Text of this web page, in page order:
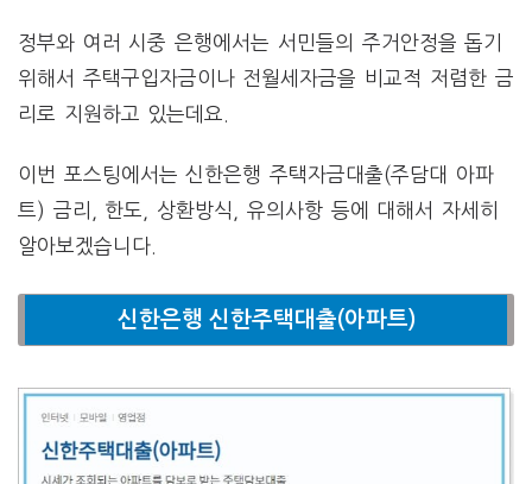
정부와 여러 시중 은행에서는 서민들의 주거안정을 돕기
위해서 주택구입자금이나 전월세자금을 비교적 저렴한 금
리로 지원하고 있는데요.
이번 포스팅에서는 신한은행 주택자금대출(주담대 아파
트) 금리, 한도, 상환방식, 유의사항 등에 대해서 자세히
알아보겠습니다.
신한은행 신한주택대출(아파트)